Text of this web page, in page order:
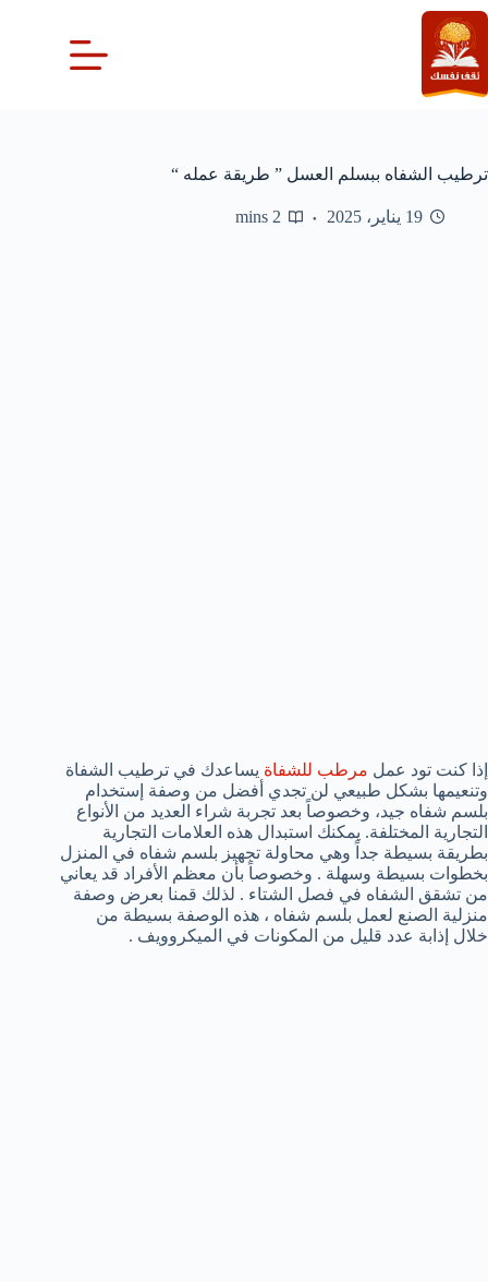
التجاوز
إلى
المحتوى
ترطيب الشفاه ببسلم العسل ” طريقة عمله “
19 يناير، 2025 2 mins
إذا كنت تود عمل مرطب للشفاة يساعدك في ترطيب الشفاة
وتنعيمها بشكل طبيعي لن تجدي أفضل من وصفة إستخدام
بلسم شفاه جيد، وخصوصاً بعد تجربة شراء العديد من الأنواع
التجارية المختلفة. يمكنك استبدال هذه العلامات التجارية
بطريقة بسيطة جداً وهي محاولة تجهيز بلسم شفاه في المنزل
بخطوات بسيطة وسهلة . وخصوصاً بأن معظم الأفراد قد يعاني
من تشقق الشفاه في فصل الشتاء . لذلك قمنا بعرض وصفة
منزلية الصنع لعمل بلسم شفاه ، هذه الوصفة بسيطة من
خلال إذابة عدد قليل من المكونات في الميكروويف .